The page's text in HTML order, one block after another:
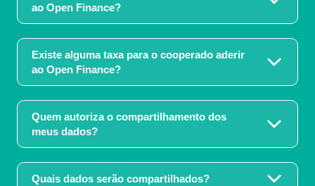
ao Open Finance?
Existe alguma taxa para o cooperado aderir
ao Open Finance?
Quem autoriza o compartilhamento dos
meus dados?
Quais dados serão compartilhados?